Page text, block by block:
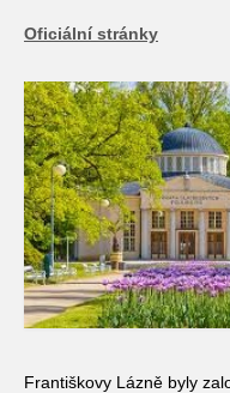
Oficiální stránky
Františkovy Lázně byly